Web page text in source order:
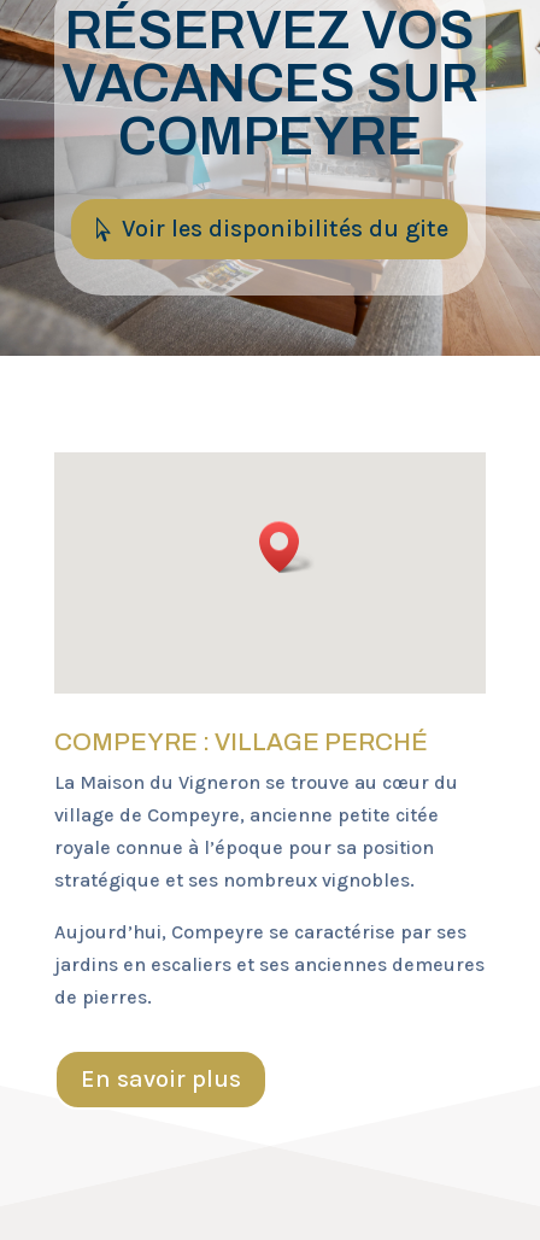
RÉSERVEZ VOS
VACANCES SUR
COMPEYRE
Voir les disponibilités du gite
COMPEYRE : VILLAGE PERCHÉ
La Maison du Vigneron se trouve au cœur du
village de Compeyre, ancienne petite citée
royale connue à l’époque pour sa position
stratégique et ses nombreux vignobles.
Aujourd’hui, Compeyre se caractérise par ses
jardins en escaliers et ses anciennes demeures
de pierres.
En savoir plus